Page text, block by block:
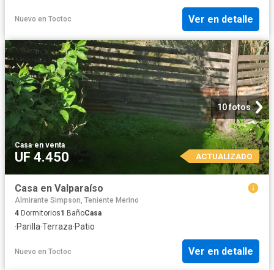
Nuevo en Toctoc Ver en detalle
10 fotos
Casa·en venta
UF 4.450 ACTUALIZADO
Casa en Valparaíso
Almirante Simpson, Teniente Merino
4 Dormitorios1 BañoCasa
·Parilla·Terraza·Patio
Nuevo en Toctoc Ver en detalle